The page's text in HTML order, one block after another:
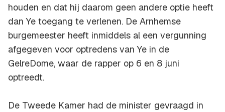
houden en dat hij daarom geen andere optie heeft
dan Ye toegang te verlenen. De Arnhemse
burgemeester heeft inmiddels al een vergunning
afgegeven voor optredens van Ye in de
GelreDome, waar de rapper op 6 en 8 juni
optreedt.
De Tweede Kamer had de minister gevraagd in